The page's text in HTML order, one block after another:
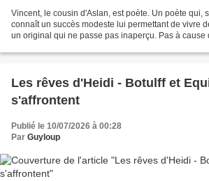
Vincent, le cousin d'Aslan, est poète. Un poète qui,
connaît un succès modeste lui permettant de vivre
un original qui ne passe pas inaperçu. Pas à cause
Les rêves d'Heidi - Botulff et
s'affrontent
Publié le 10/07/2026 à 00:28
Par Guyloup